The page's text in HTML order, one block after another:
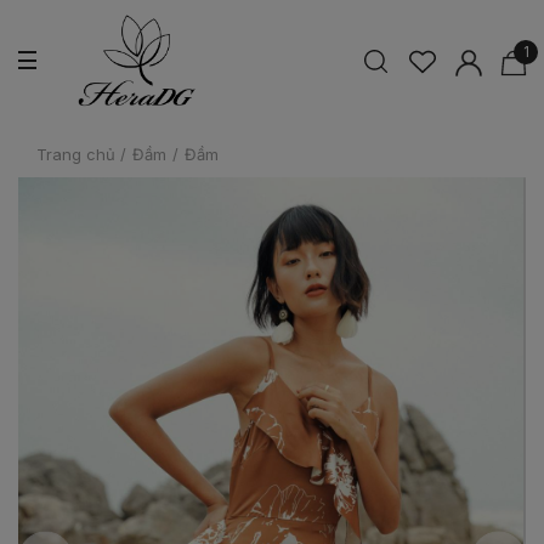
1
Trang chủ / Đầm / Đầm